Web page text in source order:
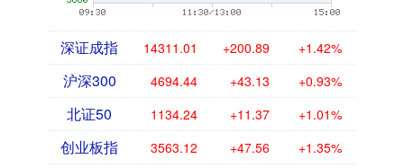
深证成指 14311.01 +200.89 +1.42%
沪深300 4694.44 +43.13 +0.93%
北证50 1134.24 +11.37 +1.01%
创业板指 3563.12 +47.56 +1.35%